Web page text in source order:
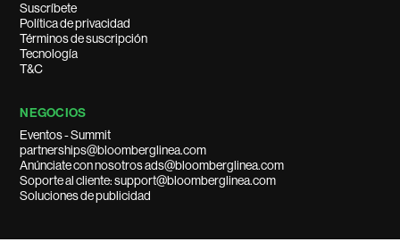
Suscríbete
Política de privacidad
Términos de suscripción
Tecnología
T&C
NEGOCIOS
Eventos - Summit
partnerships@bloomberglinea.com
Anúnciate con nosotros ads@bloomberglinea.com
Soporte al cliente: support@bloomberglinea.com
Soluciones de publicidad